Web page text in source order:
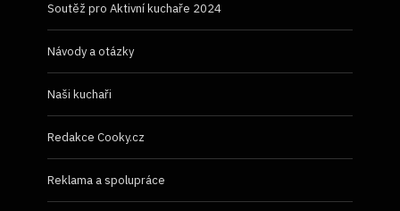
Soutěž pro Aktivní kuchaře 2024
Návody a otázky
Naši kuchaři
Redakce Cooky.cz
Reklama a spolupráce